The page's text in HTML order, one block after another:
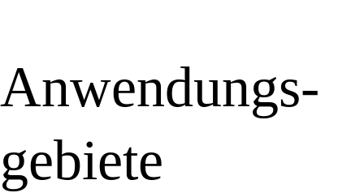
Anwen­dungs­
ge­bie­te